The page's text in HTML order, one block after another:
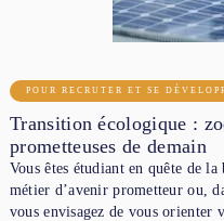
POUR RECRUTER ET SE
Transition écologique :
prometteuses de demain
Vous êtes étudiant en quête de
métier d’avenir prometteur ou,
vous envisagez de vous orienter